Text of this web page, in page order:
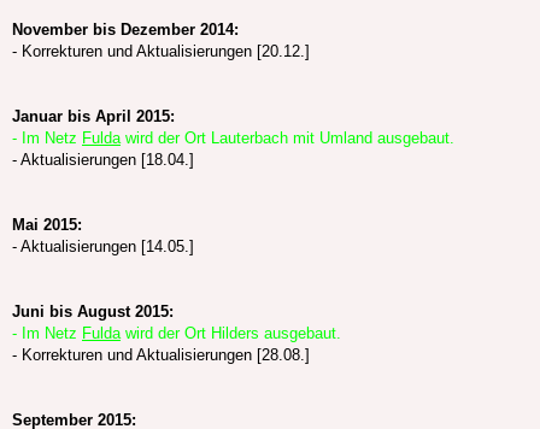
November bis Dezember 2014:
- Korrekturen und Aktualisierungen [20.12.]
Januar bis April 2015:
- Im Netz Fuldawird der Ort Lauterbach mit Umland ausgebaut.
- Aktualisierungen [18.04.]
Mai 2015:
- Aktualisierungen [14.05.]
Juni bis August 2015:
- Im Netz Fuldawird der Ort Hilders ausgebaut.
- Korrekturen und Aktualisierungen [28.08.]
September 2015: